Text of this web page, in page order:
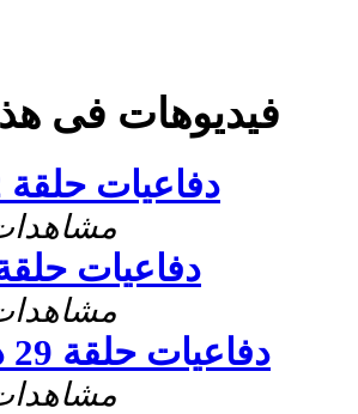
فيديوهات فى
دفاعيات حلقة 12 يناير
42060
دفاعيات حلقة 5
41478
دفاعيات حلقة 29 ديسمبر
42047